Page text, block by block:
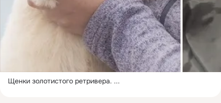
Щенки золотистого ретривера. ...